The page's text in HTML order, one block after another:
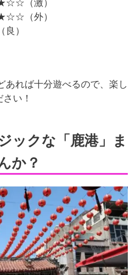
（外）
）
あれば十分遊べるので、楽し
い！
ックな「鹿港」ま
か？